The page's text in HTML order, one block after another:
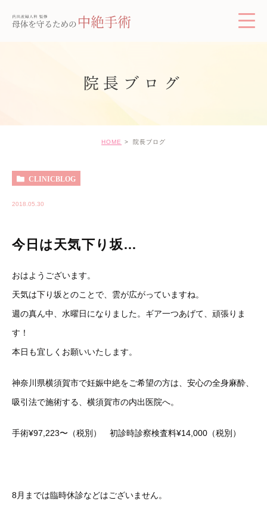
院長ブログ
HOME 院長ブログ
CLINICBLOG
2018.05.30
今日は天気下り坂…
おはようございます。
天気は下り坂とのことで、雲が広がっていますね。
週の真ん中、水曜日になりました。ギア一つあげて、頑張りま
す！
本日も宜しくお願いいたします。
神奈川県横須賀市で妊娠中絶をご希望の方は、安心の全身麻酔、
吸引法で施術する、横須賀市の内出医院へ。
手術¥97,223〜（税別） 初診時診察検査料¥14,000（税別）
8月までは臨時休診などはございません。